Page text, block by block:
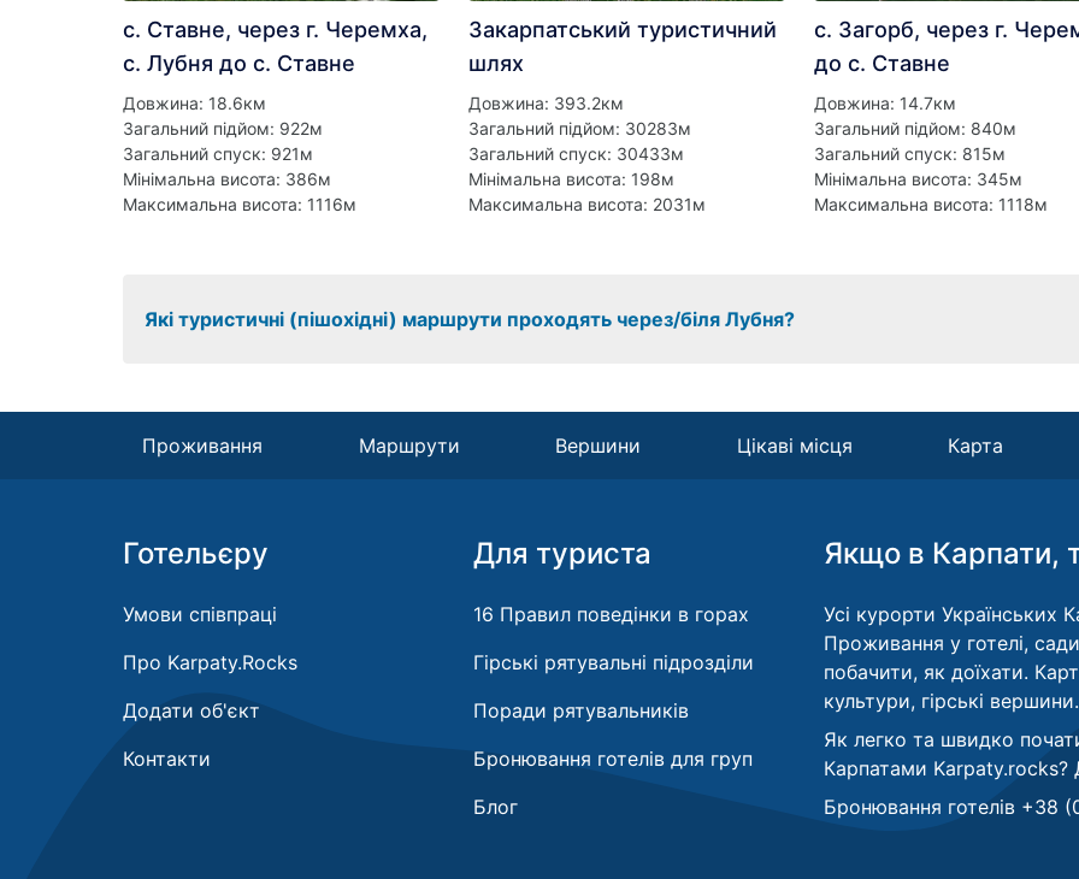
с. Ставне, через г. Черемха,
с. Лубня до с. Ставне
Довжина: 18.6км
Загальний підйом: 922м
Загальний спуск: 921м
Мінімальна висота: 386м
Максимальна висота: 1116м
Закарпатський туристичний
шлях
Довжина: 393.2км
Загальний підйом: 30283м
Загальний спуск: 30433м
Мінімальна висота: 198м
Максимальна висота: 2031м
с. Загорб, через г.
до с. Ставне
Довжина: 14.7км
Загальний підйом: 840м
Загальний спуск: 815м
Мінімальна висота: 345м
Максимальна висота: 1118м
Які туристичні (пішохідні) маршрути проходять через/біля Лубня?
Проживання Маршрути Вершини Цікаві місця Карта
Готельєру
Умови співпраці
Про Karpaty.Rocks
Додати об'єкт
Контакти
Для туриста
16 Правил поведінки в горах
Гірські рятувальні підрозділи
Поради рятувальників
Бронювання готелів для груп
Блог
Якщо в Карпати,
Усі курорти Українських
Проживання у готелі,
побачити, як доїхати.
культури, гірські вершини.
Як легко та швидко
Карпатами Karpaty.rocks?
Бронювання готелів +38